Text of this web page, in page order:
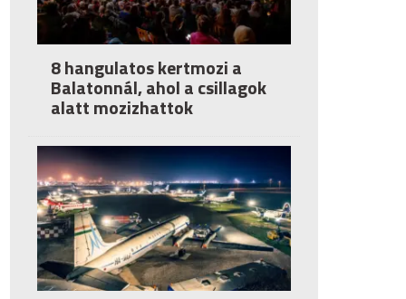
8 hangulatos kertmozi a
Balatonnál, ahol a csillagok
alatt mozizhattok